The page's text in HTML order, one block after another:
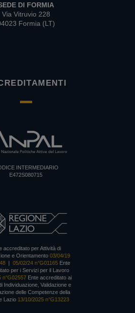
DI FORMIA
Via Vitruvio 228
Formia (LT)
INTERMEDIARIO
E472S080715
accreditato per Attività di
e Orientamento 03/04/19
| 05/02/24 n°G01165 Ente
per i Servizi per il Lavoro
n°G02557Ente accreditato ai
Individuazione, Validazione e
delle Competenze della
Lazio 13/10/2025 n°G13223